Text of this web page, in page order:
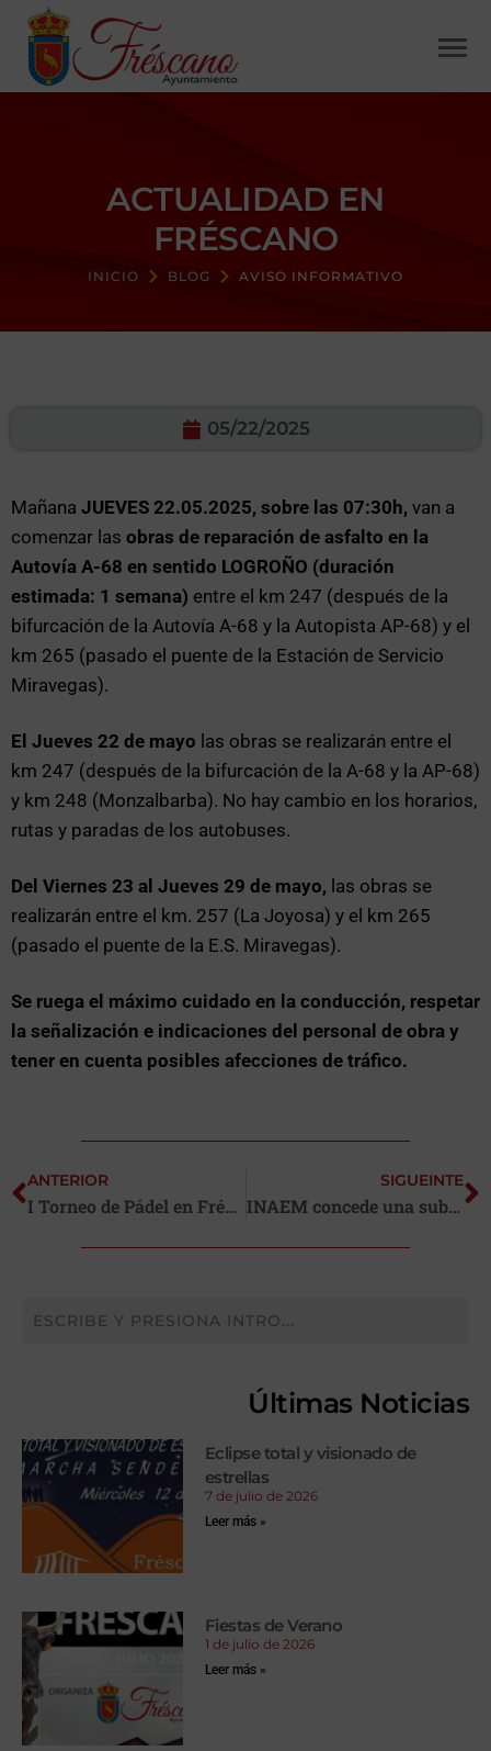
ACTUALIDAD EN
FRÉSCANO
INICIO BLOG AVISO INFORMATIVO
05/22/2025
Mañana JUEVES 22.05.2025, sobre las 07:30h, van a
comenzar las obras de reparación de asfalto en la
Autovía A-68 en sentido LOGROÑO (duración
estimada: 1 semana) entre el km 247 (después de la
bifurcación de la Autovía A-68 y la Autopista AP-68) y el
km 265 (pasado el puente de la Estación de Servicio
Miravegas).
El Jueves 22 de mayo las obras se realizarán entre el
km 247 (después de la bifurcación de la A-68 y la AP-68)
y km 248 (Monzalbarba). No hay cambio en los horarios,
rutas y paradas de los autobuses.
Del Viernes 23 al Jueves 29 de mayo, las obras se
realizarán entre el km. 257 (La Joyosa) y el km 265
(pasado el puente de la E.S. Miravegas).
Se ruega el máximo cuidado en la conducción, respetar
la señalización e indicaciones del personal de obra y
tener en cuenta posibles afecciones de tráfico.
ANTERIOR
I Torneo de Pádel en Fréscano
SIGUEINTE
INAEM concede una subvención para contratar un peón para la brigada municipal
Últimas Noticias
Eclipse total y visionado de
estrellas
7 de julio de 2026
Leer más »
Fiestas de Verano
1 de julio de 2026
Leer más »